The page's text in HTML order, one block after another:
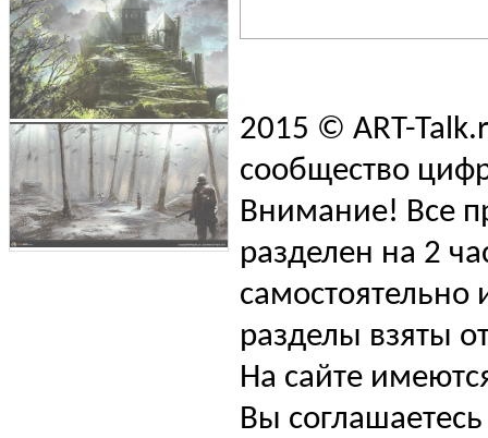
2015 © ART-
сообщество
Внимание! Все
разделен на 2
самостоятельно
разделы взяты
На сайте
Вы